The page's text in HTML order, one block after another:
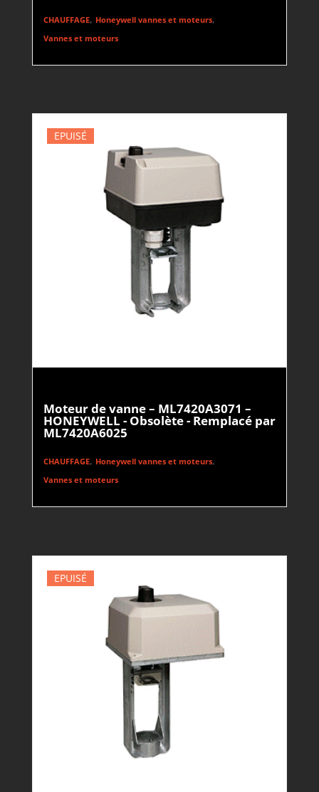
CHAUFFAGE, Honeywell vannes et moteurs,
Vannes et moteurs
EPUISÉ
Moteur de vanne – ML7420A3071 –
HONEYWELL - Obsolète - Remplacé par
ML7420A6025
CHAUFFAGE, Honeywell vannes et moteurs,
Vannes et moteurs
EPUISÉ